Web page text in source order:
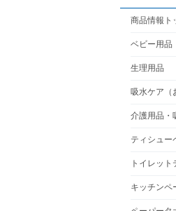
商品情報ト
ベビー用品
生理用品
吸水ケア（
介護用品・
ティシュー
トイレット
キッチンペ